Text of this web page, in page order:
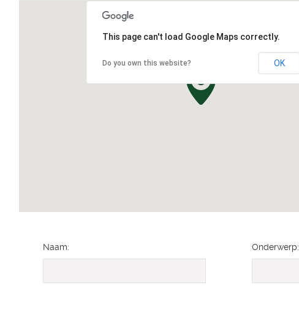
This page can't load Google Maps correctly.
Do you own this website? OK
Naam: Onderwerp: